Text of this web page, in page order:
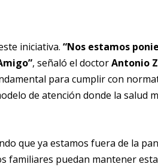
iniciativa. “Nos estamos
, señaló el doctorAntonio
para cumplir con
de atención donde la salud
que ya estamos fuera de la
familiares puedan mantener